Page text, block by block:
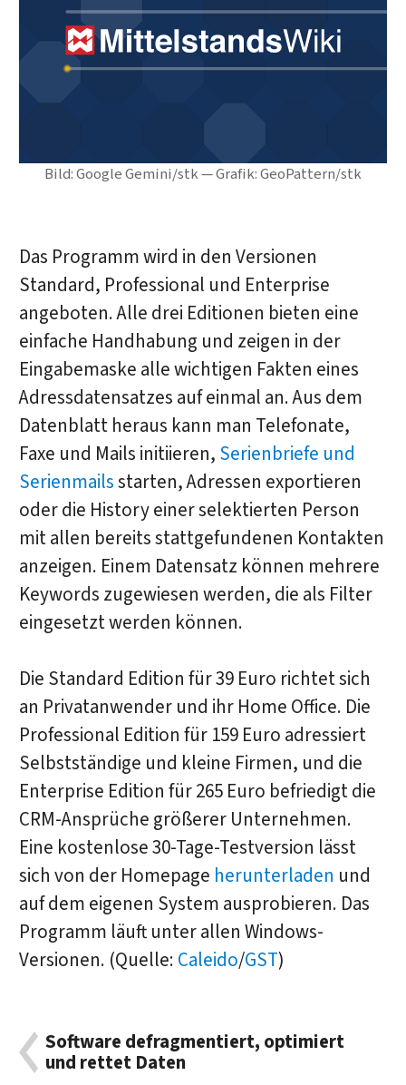
Bild: Google Gemini/stk — Grafik: GeoPattern/stk
Das Programm wird in den Versionen
Standard, Professional und Enterprise
angeboten. Alle drei Editionen bieten eine
einfache Handhabung und zeigen in der
Eingabemaske alle wichtigen Fakten eines
Adressdatensatzes auf einmal an. Aus dem
Datenblatt heraus kann man Telefonate,
Faxe und Mails initiieren, Serienbriefe und
Serienmailsstarten, Adressen exportieren
oder die History einer selektierten Person
mit allen bereits stattgefundenen Kontakten
anzeigen. Einem Datensatz können mehrere
Keywords zugewiesen werden, die als Filter
eingesetzt werden können.
Die Standard Edition für 39 Euro richtet sich
an Privatanwender und ihr Home Office. Die
Professional Edition für 159 Euro adressiert
Selbstständige und kleine Firmen, und die
Enterprise Edition für 265 Euro befriedigt die
CRM-Ansprüche größerer Unternehmen.
Eine kostenlose 30-Tage-Testversion lässt
sich von der Homepage herunterladen und
auf dem eigenen System ausprobieren. Das
Programm läuft unter allen Windows-
Versionen. (Quelle: Caleido/GST)
Software defragmentiert, optimiert
und rettet Daten